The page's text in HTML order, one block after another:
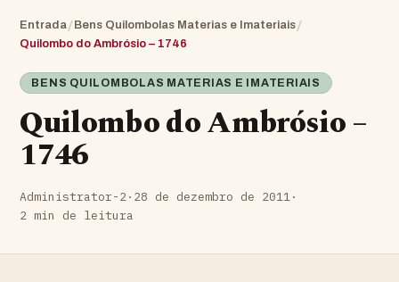
Entrada/ Bens Quilombolas Materias e Imateriais/
Quilombo do Ambrósio – 1746
BENS QUILOMBOLAS MATERIAS E IMATERIAIS
Quilombo do Ambrósio –
1746
Administrator-2· 28 de dezembro de 2011·
2 min de leitura